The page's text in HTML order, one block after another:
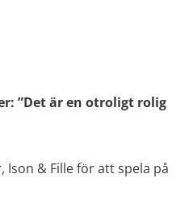
”Det är en otroligt rolig
Ison & Fille för att spela på